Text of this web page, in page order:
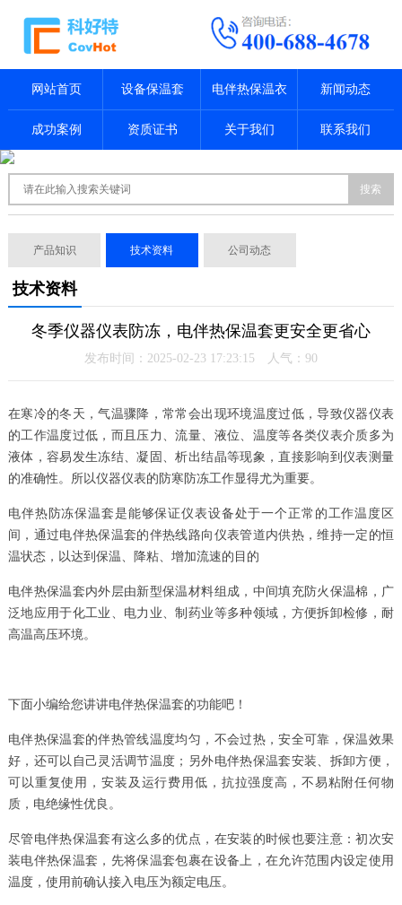
网站首页 设备保温套 电伴热保温衣 新闻动态
成功案例 资质证书 关于我们 联系我们
搜索
产品知识 技术资料 公司动态
技术资料
冬季仪器仪表防冻，电伴热保温套更安全更省心
发布时间：2025-02-23 17:23:15 人气： 90
在寒冷的冬天，气温骤降，常常会出现环境温度过低，导致仪器仪表
的工作温度过低，而且压力、流量、液位、温度等各类仪表介质多为
液体，容易发生冻结、凝固、析出结晶等现象，直接影响到仪表测量
的准确性。所以仪器仪表的防寒防冻工作显得尤为重要。
电伴热防冻保温套是能够保证仪表设备处于一个正常的工作温度区
间，通过电伴热保温套的伴热线路向仪表管道内供热，维持一定的恒
温状态，以达到保温、降粘、增加流速的目的
电伴热保温套内外层由新型保温材料组成，中间填充防火保温棉，广
泛地应用于化工业、电力业、制药业等多种领域，方便拆卸检修，耐
高温高压环境。
下面小编给您讲讲电伴热保温套的功能吧！
电伴热保温套的伴热管线温度均匀，不会过热，安全可靠，保温效果
好，还可以自己灵活调节温度；另外电伴热保温套安装、拆卸方便，
可以重复使用，安装及运行费用低，抗拉强度高，不易粘附任何物
质，电绝缘性优良。
尽管电伴热保温套有这么多的优点，在安装的时候也要注意：初次安
装电伴热保温套，先将保温套包裹在设备上，在允许范围内设定使用
温度，使用前确认接入电压为额定电压。